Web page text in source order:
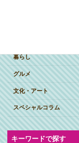
暮らし
グルメ
文化・アート
スペシャルコラム
キーワードで探す